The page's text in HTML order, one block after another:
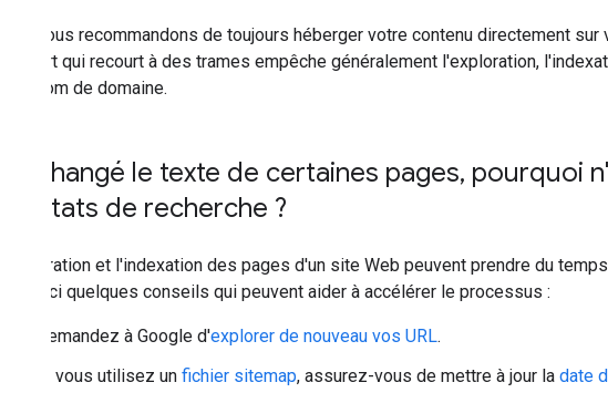
Nous vous recommandons de toujours héberger votre contenu directement
transfert qui recourt à des trames empêche généralement l'exploration,
votre nom de domaine.
J'ai changé le texte de certaines pages, pourquoi
résultats de recherche ?
L'exploration et l'indexation des pages d'un site Web peuvent prendre du
jour, voici quelques conseils qui peuvent aider à accélérer le processus :
Demandez à Google d'explorer de nouveau vos URL.
Si vous utilisez un fichier sitemap, assurez-vous de mettre à jour la date